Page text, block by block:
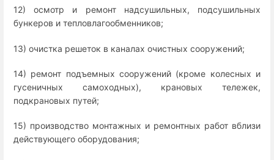
12) осмотр и ремонт надсушильных, подсушильных
бункеров и тепловлагообменников;
13) очистка решеток в каналах очистных сооружений;
14) ремонт подъемных сооружений (кроме колесных и
гусеничных самоходных), крановых тележек,
подкрановых путей;
15) производство монтажных и ремонтных работ вблизи
действующего оборудования;